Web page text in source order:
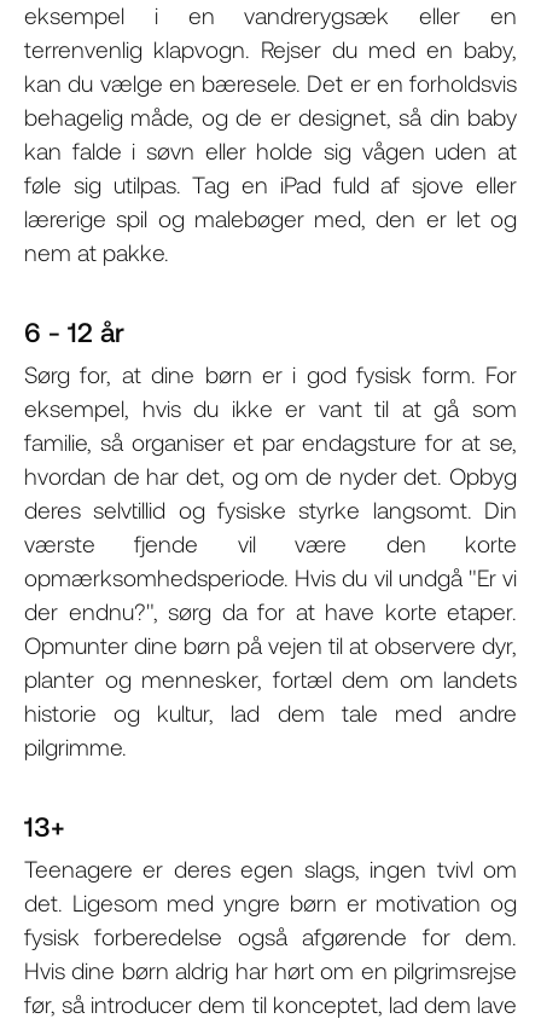
eksempel i en vandrerygsæk eller en
terrenvenlig klapvogn. Rejser du med en baby,
kan du vælge en bæresele. Det er en forholdsvis
behagelig måde, og de er designet, så din baby
kan falde i søvn eller holde sig vågen uden at
føle sig utilpas. Tag en iPad fuld af sjove eller
lærerige spil og malebøger med, den er let og
nem at pakke.
6 - 12 år
Sørg for, at dine børn er i god fysisk form. For
eksempel, hvis du ikke er vant til at gå som
familie, så organiser et par endagsture for at se,
hvordan de har det, og om de nyder det. Opbyg
deres selvtillid og fysiske styrke langsomt. Din
værste fjende vil være den korte
opmærksomhedsperiode. Hvis du vil undgå "Er vi
der endnu?", sørg da for at have korte etaper.
Opmunter dine børn på vejen til at observere dyr,
planter og mennesker, fortæl dem om landets
historie og kultur, lad dem tale med andre
pilgrimme.
13+
Teenagere er deres egen slags, ingen tvivl om
det. Ligesom med yngre børn er motivation og
fysisk forberedelse også afgørende for dem.
Hvis dine børn aldrig har hørt om en pilgrimsrejse
før, så introducer dem til konceptet, lad dem lave